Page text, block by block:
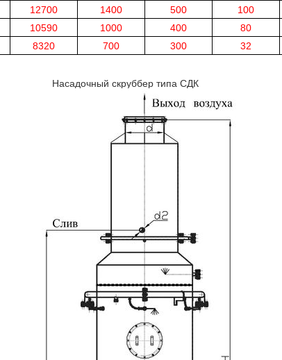
12700 1400 500 100
10590 1000 400 80
8320 700 300 32
Насадочный скруббер типа СДК